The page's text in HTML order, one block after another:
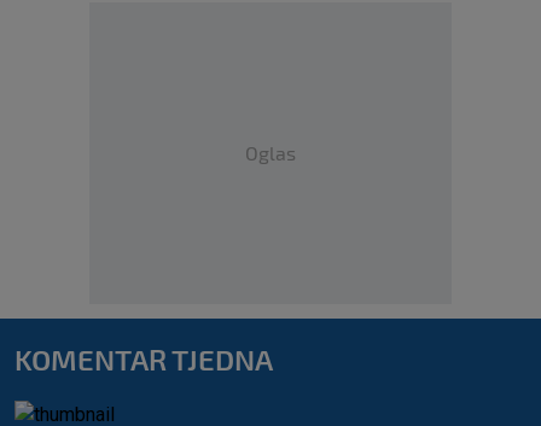
Oglas
KOMENTAR TJEDNA